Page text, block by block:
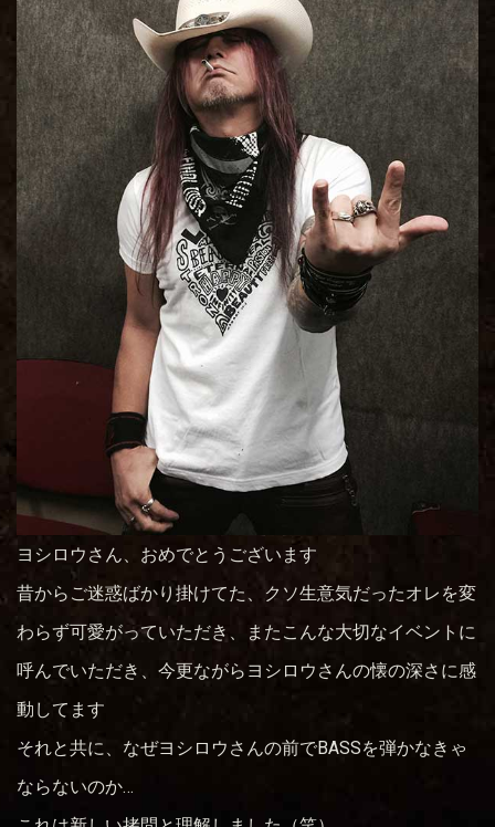
ヨシロウさん、おめでとうございます
昔からご迷惑ばかり掛けてた、クソ生意気だったオレを変
わらず可愛がっていただき、またこんな大切なイベントに
呼んでいただき、今更ながらヨシロウさんの懐の深さに感
動してます
それと共に、なぜヨシロウさんの前でBASSを弾かなきゃ
ならないのか…